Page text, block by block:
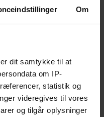
Om
dit samtykke til at
om IP-
statistik og
videregives til vores
og tilgår oplysninger